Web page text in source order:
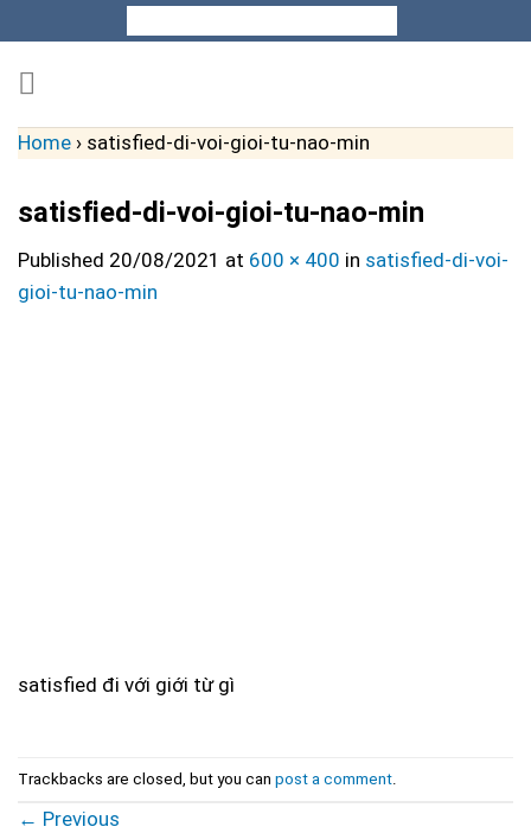
to
content
Home › satisfied-di-voi-gioi-tu-nao-min
satisfied-di-voi-gioi-tu-nao-min
Published 20/08/2021 at 600 × 400 in satisfied-di-voi-
gioi-tu-nao-min
satisfied đi với giới từ gì
Trackbacks are closed, but you can post a comment.
← Previous